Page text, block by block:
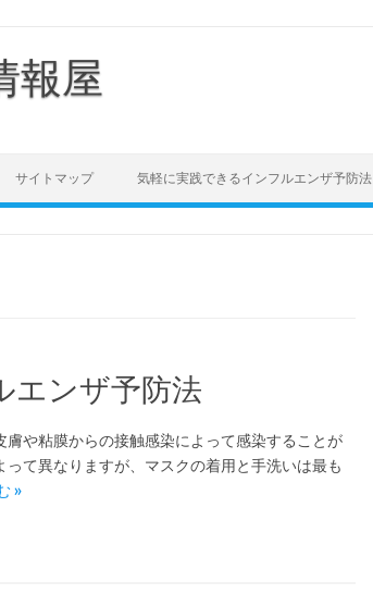
報屋
サイトマップ 気軽に実践できるインフルエンザ予防法
エンザ予防法
や粘膜からの接触感染によって感染することが
て異なりますが、マスクの着用と手洗いは最も
»